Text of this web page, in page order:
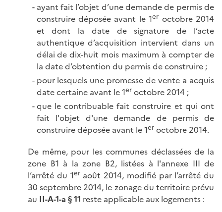
ayant fait l’objet d’une demande de permis de
construire déposée avant le 1er octobre 2014
et dont la date de signature de l’acte
authentique d’acquisition intervient dans un
délai de dix-huit mois maximum à compter de
la date d’obtention du permis de construire ;
pour lesquels une promesse de vente a acquis
date certaine avant le 1eroctobre 2014 ;
que le contribuable fait construire et qui ont
fait l'objet d'une demande de permis de
construire déposée avant le 1eroctobre 2014.
De même, pour les communes déclassées de la
zone B1 à la zone B2, listées à l'annexe III de
l’arrêté du 1eraoût 2014, modifié par l’arrêté du
30 septembre 2014, le zonage du territoire prévu
au II-A-1-a § 11 reste applicable aux logements :